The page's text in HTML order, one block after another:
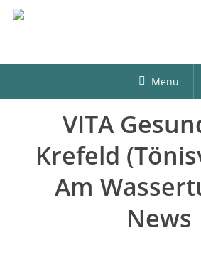
Skip
content
Menu
VITA
Krefeld
Am
News